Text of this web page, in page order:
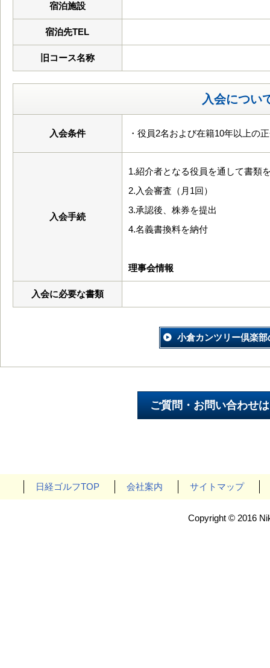
宿泊施設
宿泊先TEL
旧コース名称
入会につい
入会条件 ・役員2名および在籍10年以上の
入会手続
1.紹介者となる役員を通して書類
2.入会審査（月1回）
3.承認後、株券を提出
4.名義書換料を納付
理事会情報
入会に必要な書類
小倉カンツリー倶楽
日経ゴルフTOP 会社案内 サイトマップ
Copyright © 2016